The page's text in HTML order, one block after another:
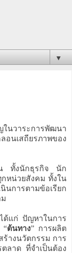
▼
ในวาระการพัฒนา
นเสถียรภาพของ
น ทั้งนักธุรกิจ นัก
หน่วยสังคม ทั้งใน
นการตามข้อเรียก
ด้แก่ ปัญหาในการ
“ต้นทาง” การผลิต
ร้างนวัตกรรม การ
ลาด ที่จำเป็นต้อง